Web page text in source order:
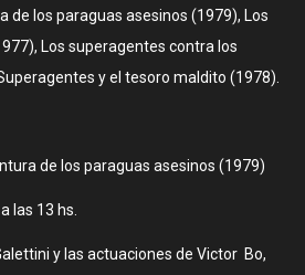
de los paraguas asesinos (1979), Los
Los superagentes contra los
y el tesoro maldito (1978).
de los paraguas asesinos (1979)
las 13 hs.
y las actuaciones de Victor Bo,